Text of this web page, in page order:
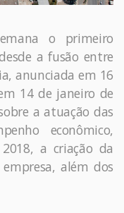
o primeiro
a fusão entre
anunciada em 16
14 de janeiro de
a atuação das
econômico,
a criação da
além dos